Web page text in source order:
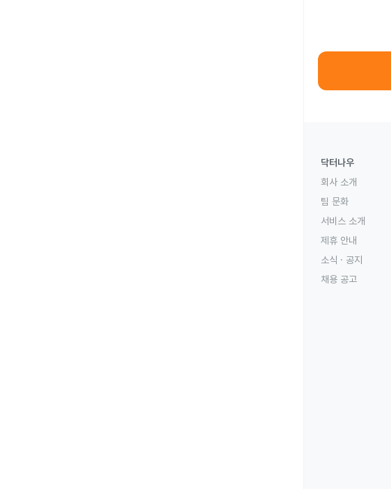
닥터나우
회사 소개
팀 문화
서비스 소개
제휴 안내
소식 · 공지
채용 공고